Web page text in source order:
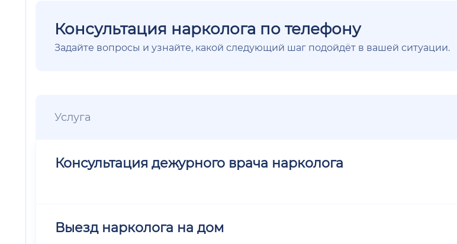
Консультация нарколога по телефону
Задайте вопросы и узнайте, какой следующий шаг подойдёт в вашей ситуации.
Услуга
Консультация дежурного врача нарколога
Выезд нарколога на дом